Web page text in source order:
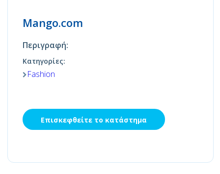
Mango.com
Περιγραφή:
Κατηγορίες:
Fashion
Επισκεφθείτε το κατάστημα